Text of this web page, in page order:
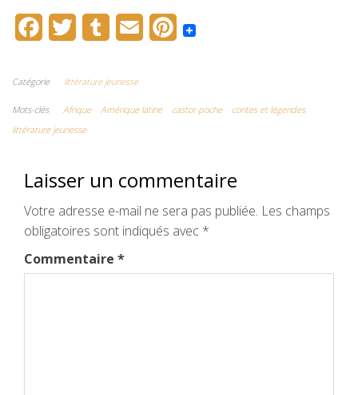
c
e
b
o
k
i
t
t
r
m
b
i
P
t
e
s
Catégorie littérature jeunesse
Mots-clés Afrique Amérique latine castor poche
contes et légendes
littérature jeunesse
Laisser un commentaire
Votre adresse e-mail ne sera pas publiée. Les champs
obligatoires sont indiqués avec *
Commentaire *